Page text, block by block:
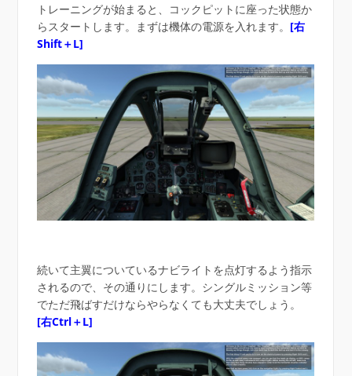
トレーニングが始まると、コックピットに座った状態か
らスタートします。まずは機体の電源を入れます。 [右
Shift＋L]
続いて主翼についているナビライトを点灯するよう指示
されるので、その通りにします。シングルミッション等
でただ飛ばすだけならやらなくても大丈夫でしょう。
[右Ctrl＋L]